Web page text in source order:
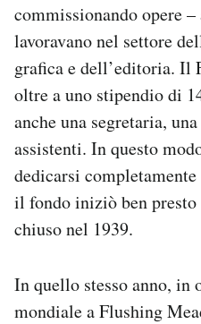
commissionando opere
lavoravano nel settore
grafica e dell’editoria. Il
oltre a uno stipendio di
anche una segretaria,
assistenti. In questo
dedicarsi
il fondo iniziò ben presto
chiuso nel 1939.
In quello stesso anno, in
mondiale a Flushing